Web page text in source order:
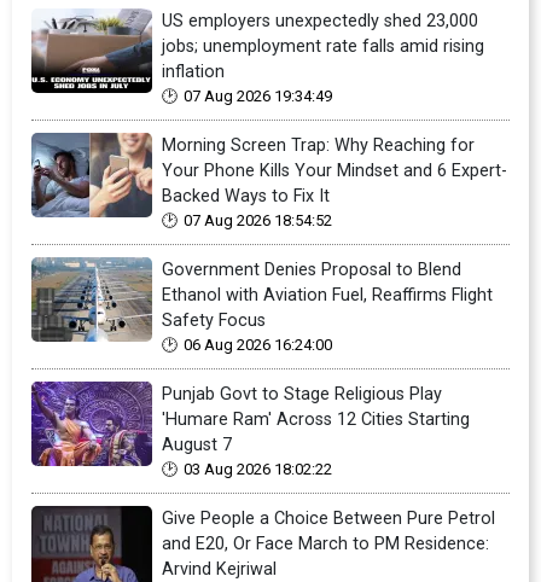
US employers unexpectedly shed 23,000
jobs; unemployment rate falls amid rising
inflation
07 Aug 2026 19:34:49
Morning Screen Trap: Why Reaching for
Your Phone Kills Your Mindset and 6 Expert-
Backed Ways to Fix It
07 Aug 2026 18:54:52
Government Denies Proposal to Blend
Ethanol with Aviation Fuel, Reaffirms Flight
Safety Focus
06 Aug 2026 16:24:00
Punjab Govt to Stage Religious Play
'Humare Ram' Across 12 Cities Starting
August 7
03 Aug 2026 18:02:22
Give People a Choice Between Pure Petrol
and E20, Or Face March to PM Residence:
Arvind Kejriwal